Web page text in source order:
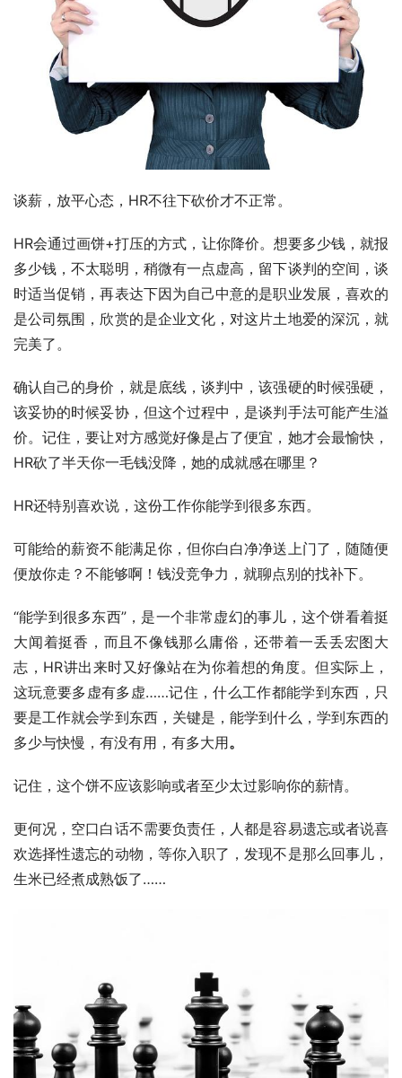
谈薪，放平心态，HR不往下砍价才不正常。
HR会通过画饼+打压的方式，让你降价。想要多少钱，就报
多少钱，不太聪明，稍微有一点虚高，留下谈判的空间，谈
时适当促销，再表达下因为自己中意的是职业发展，喜欢的
是公司氛围，欣赏的是企业文化，对这片土地爱的深沉，就
完美了。
确认自己的身价，就是底线，谈判中，该强硬的时候强硬，
该妥协的时候妥协，但这个过程中，是谈判手法可能产生溢
价。记住，要让对方感觉好像是占了便宜，她才会最愉快，
HR砍了半天你一毛钱没降，她的成就感在哪里？
HR还特别喜欢说，这份工作你能学到很多东西。
可能给的薪资不能满足你，但你白白净净送上门了，随随便
便放你走？不能够啊！钱没竞争力，就聊点别的找补下。
“能学到很多东西”，是一个非常虚幻的事儿，这个饼看着挺
大闻着挺香，而且不像钱那么庸俗，还带着一丢丢宏图大
志，HR讲出来时又好像站在为你着想的角度。但实际上，
这玩意要多虚有多虚……记住，什么工作都能学到东西，只
要是工作就会学到东西，关键是，能学到什么，学到东西的
多少与快慢，有没有用，有多大用。
记住，这个饼不应该影响或者至少太过影响你的薪情。
更何况，空口白话不需要负责任，人都是容易遗忘或者说喜
欢选择性遗忘的动物，等你入职了，发现不是那么回事儿，
生米已经煮成熟饭了……